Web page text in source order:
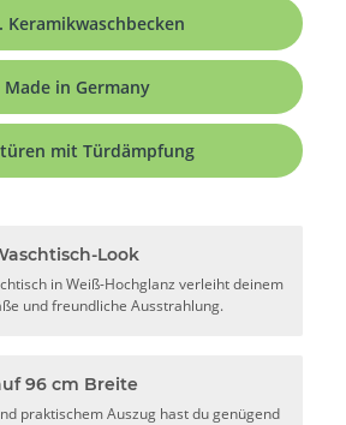
Keramikwaschbecken
Made in Germany
mit Türdämpfung
Look
in Weiß-Hochglanz verleiht deinem
und freundliche Ausstrahlung.
96 cm Breite
praktischem Auszug hast du genügend